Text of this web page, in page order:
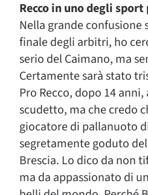
Recco in uno degli
Nella grande confusione
finale degli arbitri, ho
serio del Caimano, ma
Certamente sarà stato
Pro Recco, dopo 14
scudetto, ma che credo
giocatore di pallanuoto
segretamente goduto
Brescia. Lo dico da non
ma da appassionato di